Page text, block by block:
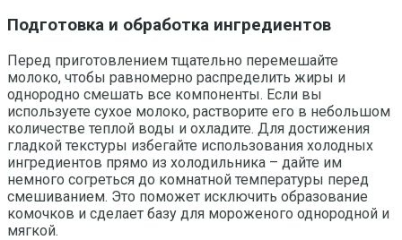
Подготовка и обработка ингредиентов
Перед приготовлением тщательно перемешайте
молоко, чтобы равномерно распределить жиры и
однородно смешать все компоненты. Если вы
используете сухое молоко, растворите его в небольшом
количестве теплой воды и охладите. Для достижения
гладкой текстуры избегайте использования холодных
ингредиентов прямо из холодильника – дайте им
немного согреться до комнатной температуры перед
смешиванием. Это поможет исключить образование
комочков и сделает базу для мороженого однородной и
мягкой.